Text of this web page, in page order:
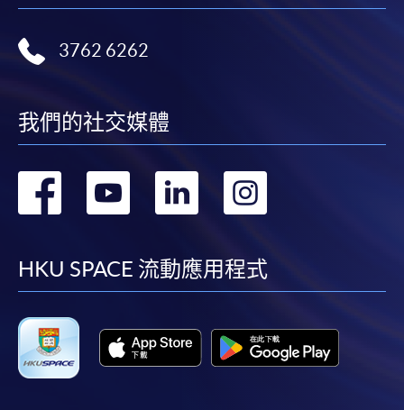
3762 6262
我們的社交媒體
轉
facebook
轉
youtube
轉
linkedin
HKU SPACE 流動應用程式